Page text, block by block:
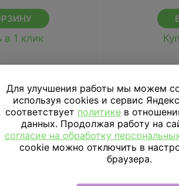
в 1 клик
Для улучшения работы мы можем
используя cookies и сервис
соответствует политике в
данных. Продолжая работу на
согласие на обработку
cookie можно отключить в
браузера.